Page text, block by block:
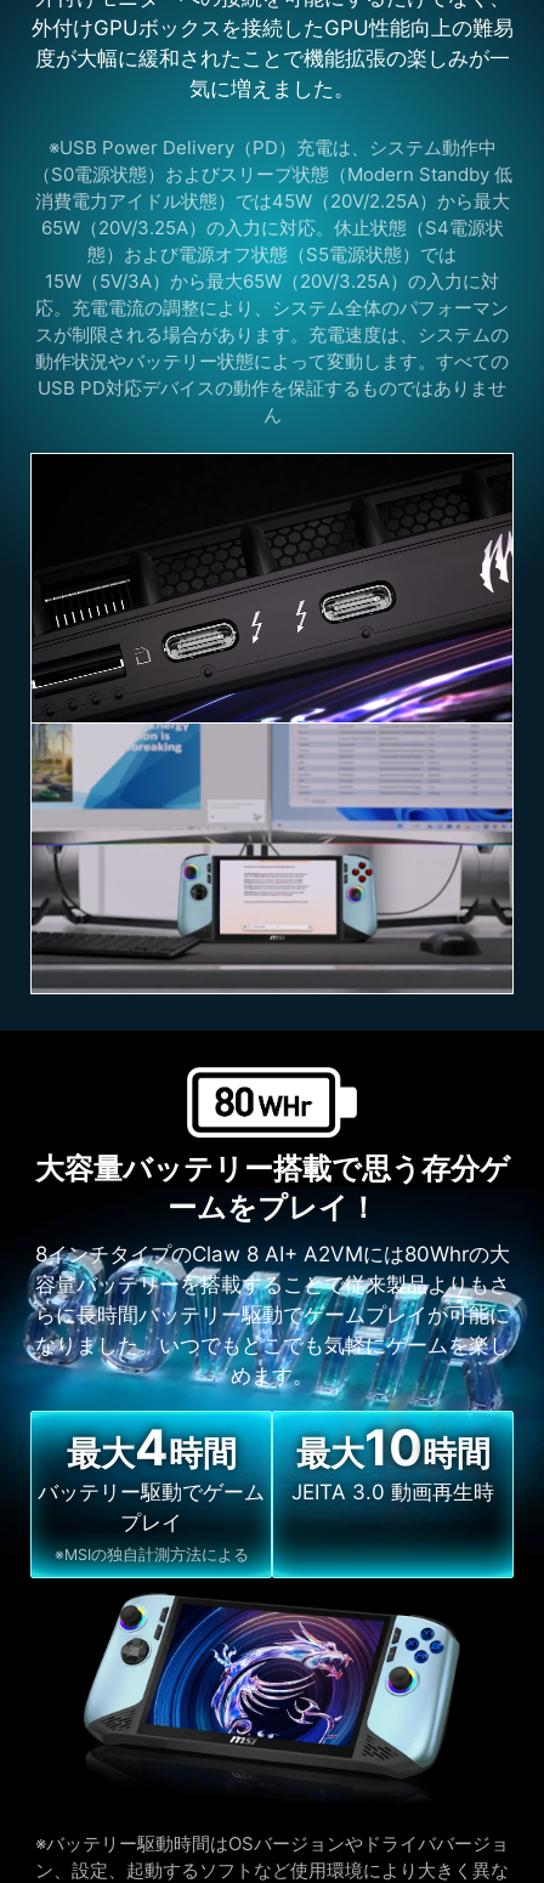
外付けGPUボックスを接続したGPU性能向上の難易
度が大幅に緩和されたことで機能拡張の楽しみが一
気に増えました。
※USB Power Delivery（PD）充電は、システム動作中
（S0電源状態）およびスリープ状態（Modern Standby 低
消費電力アイドル状態）では45W（20V/2.25A）から最大
65W（20V/3.25A）の入力に対応。休止状態（S4電源状
態）および電源オフ状態（S5電源状態）では
15W（5V/3A）から最大65W（20V/3.25A）の入力に対
応。充電電流の調整により、システム全体のパフォーマン
スが制限される場合があります。充電速度は、システムの
動作状況やバッテリー状態によって変動します。すべての
USB PD対応デバイスの動作を保証するものではありませ
ん
大容量バッテリー搭載で思う存分ゲ
ームをプレイ！
8インチタイプのClaw 8 AI+ A2VMには80Whrの大
容量バッテリーを搭載することで従来製品よりもさ
らに長時間バッテリー駆動でゲームプレイが可能に
なりました。いつでもどこでも気軽にゲームを楽し
めます。
最大4時間
バッテリー駆動でゲーム
プレイ
※MSIの独自計測方法による
最大10時間
JEITA 3.0 動画再生時
※バッテリー駆動時間はOSバージョンやドライババージョ
ン、設定、起動するソフトなど使用環境により大きく異な